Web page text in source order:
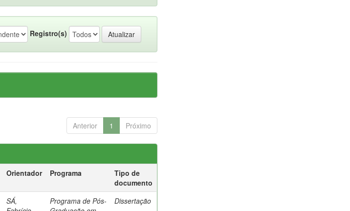
Registro(s)
Anterior 1 Próximo
Orientador Programa
Tipo de
documento
SÁ,
Programa de Pós-
Dissertação